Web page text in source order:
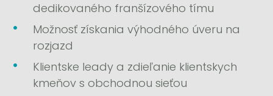
dedikovaného franšízového tímu
Možnosť získania výhodného úveru na
rozjazd
Klientske leady a zdieľanie klientskych
kmeňov s obchodnou sieťou